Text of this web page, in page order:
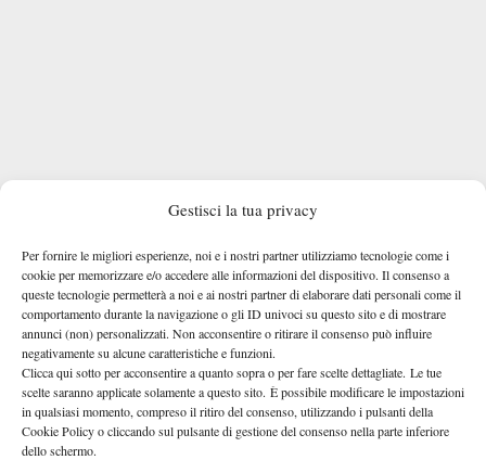
Gestisci la tua privacy
Per fornire le migliori esperienze, noi e i nostri partner utilizziamo tecnologie come i
cookie per memorizzare e/o accedere alle informazioni del dispositivo. Il consenso a
queste tecnologie permetterà a noi e ai nostri partner di elaborare dati personali come il
comportamento durante la navigazione o gli ID univoci su questo sito e di mostrare
annunci (non) personalizzati. Non acconsentire o ritirare il consenso può influire
negativamente su alcune caratteristiche e funzioni.
Clicca qui sotto per acconsentire a quanto sopra o per fare scelte dettagliate. Le tue
scelte saranno applicate solamente a questo sito. È possibile modificare le impostazioni
in qualsiasi momento, compreso il ritiro del consenso, utilizzando i pulsanti della
Cookie Policy o cliccando sul pulsante di gestione del consenso nella parte inferiore
dello schermo.
Diverso il discorso nel circuito maschile, dove una situazione
simile manca da oltre vent’anni. Per ritrovare sei vincitori
differenti in sei Slam consecutivi bisogna infatti tornare al
periodo compreso tra Wimbledon 2002 e gli US Open 2003,
quando a sollevare i trofei furono nell’ordine Lleyton Hewitt,
Pete Sampras, Andre Agassi, Juan Carlos Ferrero, Roger
Federer e Andy Roddick.
Un dato che mette in luce una delle differenze storiche tra i due